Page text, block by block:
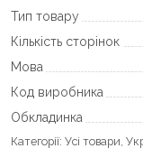
Тип товару
Кількість сторінок
Мова
Код виробника
Обкладинка
Категорії: Усі товари,